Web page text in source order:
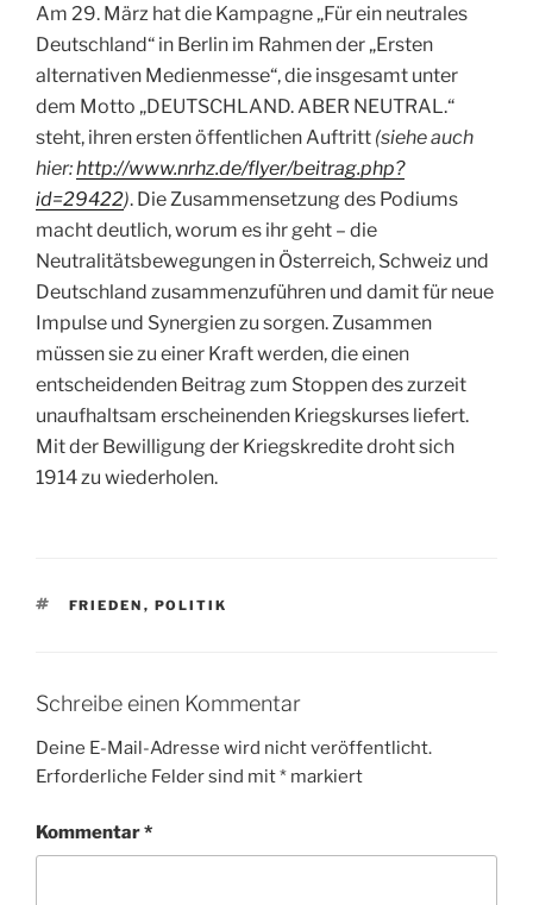
Am 29. März hat die Kampagne „Für ein neutrales
Deutschland“ in Berlin im Rahmen der „Ersten
alternativen Medienmesse“, die insgesamt unter
dem Motto „DEUTSCHLAND. ABER NEUTRAL.“
steht, ihren ersten öffentlichen Auftritt (siehe auch
hier:http://www.nrhz.de/flyer/beitrag.php?
id=29422). Die Zusammensetzung des Podiums
macht deutlich, worum es ihr geht – die
Neutralitätsbewegungen in Österreich, Schweiz und
Deutschland zusammenzuführen und damit für neue
Impulse und Synergien zu sorgen. Zusammen
müssen sie zu einer Kraft werden, die einen
entscheidenden Beitrag zum Stoppen des zurzeit
unaufhaltsam erscheinenden Kriegskurses liefert.
Mit der Bewilligung der Kriegskredite droht sich
1914 zu wiederholen.
SCHLAGWÖRTER
FRIEDEN , POLITIK
Schreibe einen Kommentar
Deine E-Mail-Adresse wird nicht veröffentlicht.
Erforderliche Felder sind mit* markiert
Kommentar*